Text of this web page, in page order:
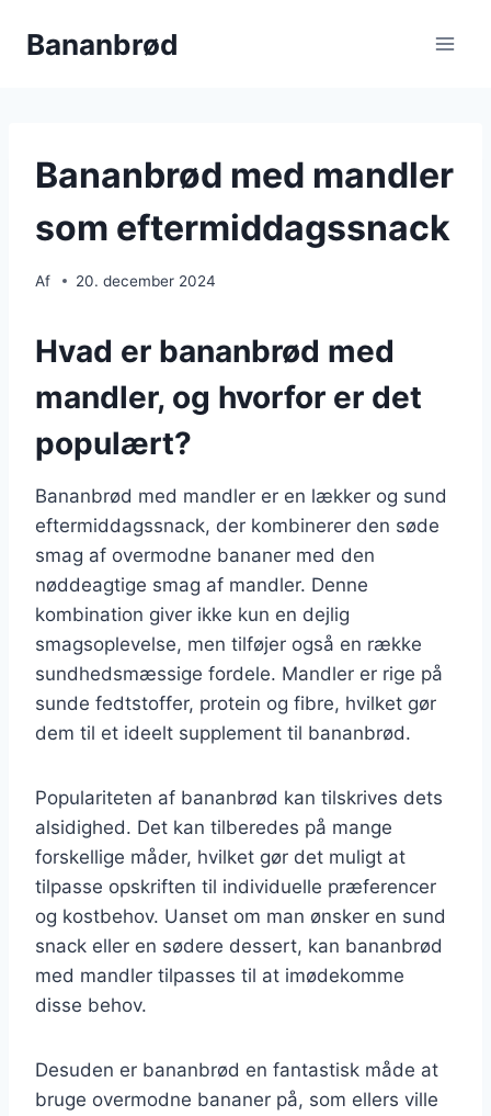
Bananbrød
Bananbrød med mandler
som eftermiddagssnack
Af 20. december 2024
Hvad er bananbrød med
mandler, og hvorfor er det
populært?
Bananbrød med mandler er en lækker og sund
eftermiddagssnack, der kombinerer den søde
smag af overmodne bananer med den
nøddeagtige smag af mandler. Denne
kombination giver ikke kun en dejlig
smagsoplevelse, men tilføjer også en række
sundhedsmæssige fordele. Mandler er rige på
sunde fedtstoffer, protein og fibre, hvilket gør
dem til et ideelt supplement til bananbrød.
Populariteten af bananbrød kan tilskrives dets
alsidighed. Det kan tilberedes på mange
forskellige måder, hvilket gør det muligt at
tilpasse opskriften til individuelle præferencer
og kostbehov. Uanset om man ønsker en sund
snack eller en sødere dessert, kan bananbrød
med mandler tilpasses til at imødekomme
disse behov.
Desuden er bananbrød en fantastisk måde at
bruge overmodne bananer på, som ellers ville